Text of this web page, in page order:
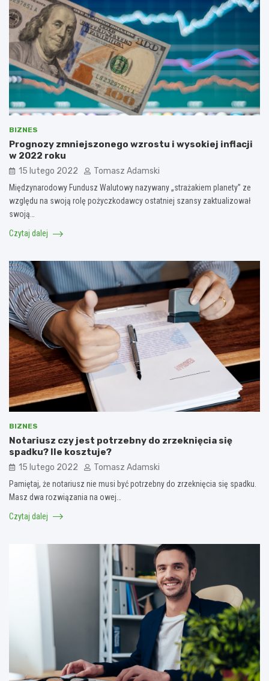
BIZNES
Prognozy zmniejszonego wzrostu i wysokiej inflacji
w 2022 roku
15 lutego 2022 Tomasz Adamski
Międzynarodowy Fundusz Walutowy nazywany „strażakiem planety” ze
względu na swoją rolę pożyczkodawcy ostatniej szansy zaktualizował
swoją…
Czytaj dalej
BIZNES
Notariusz czy jest potrzebny do zrzeknięcia się
spadku? Ile kosztuje?
15 lutego 2022 Tomasz Adamski
Pamiętaj, że notariusz nie musi być potrzebny do zrzeknięcia się spadku.
Masz dwa rozwiązania na owej…
Czytaj dalej